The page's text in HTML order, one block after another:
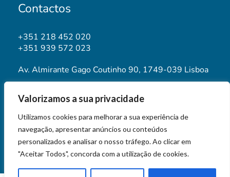
Valorizamos a sua privacidade
Utilizamos cookies para melhorar a sua experiência de
navegação, apresentar anúncios ou conteúdos
personalizados e analisar o nosso tráfego. Ao clicar em
"Aceitar Todos", concorda com a utilização de cookies.
Contactos
+351 218 452 020
+351 939 572 023
Av. Almirante Gago Coutinho 90, 1749-039 Lisboa
www.aptca.pt
© 2026 APTCA STORE